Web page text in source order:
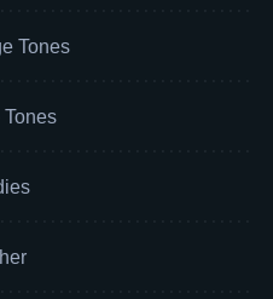
Tones
Tones